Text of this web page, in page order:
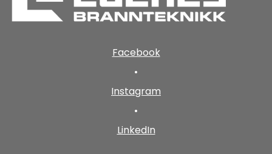
Facebook
•
Instagram
•
LinkedIn